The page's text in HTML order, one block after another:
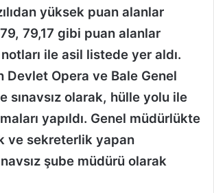
yüksek puan alanlar
79,17 gibi puan alanlar
ile asil listede yer aldı.
Devlet Opera ve Bale Genel
sınavsız olarak, hülle yolu ile
yapıldı. Genel müdürlükte
ve sekreterlik yapan
şube müdürü olarak